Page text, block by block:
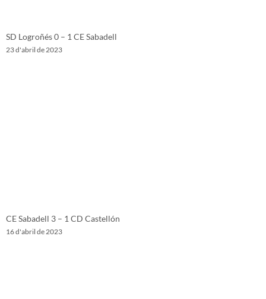
SD Logroñés 0 – 1 CE Sabadell
23 d'abril de 2023
CE Sabadell 3 – 1 CD Castellón
16 d'abril de 2023